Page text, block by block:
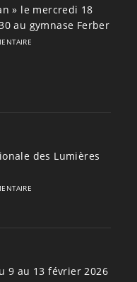
» le mercredi 18
au gymnase Ferber
des Lumières
9 au 13 février 2026